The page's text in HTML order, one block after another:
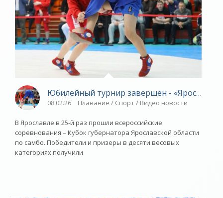
Юбилейный турнир завершен -
08.02.26 Плавание / Спорт / Видео новости
В Ярославле в 25-й раз прошли всероссийские
соревнования – Кубок губернатора Ярославской области
по самбо. Победители и призеры в десяти весовых
категориях получили